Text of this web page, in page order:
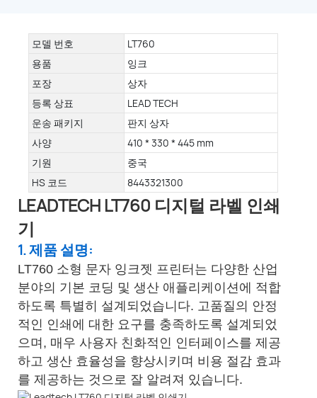
모델 번호
LT760
용품
잉크
포장
상자
등록 상표
LEAD TECH
운송 패키지
판지 상자
사양
410 * 330 * 445 mm
기원
중국
HS 코드
8443321300
LEADTECH LT760 디지털 라벨 인쇄
기
1. 제품 설명:
LT760 소형 문자 잉크젯 프린터는 다양한 산업
분야의 기본 코딩 및 생산 애플리케이션에 적합
하도록 특별히 설계되었습니다. 고품질의 안정
적인 인쇄에 대한 요구를 충족하도록 설계되었
으며, 매우 사용자 친화적인 인터페이스를 제공
하고 생산 효율성을 향상시키며 비용 절감 효과
를 제공하는 것으로 잘 알려져 있습니다.